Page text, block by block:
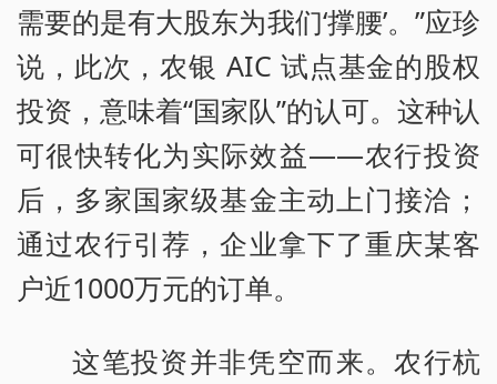
需要的是有大股东为我们‘撑腰’。”应珍
说，此次，农银 AIC 试点基金的股权
投资，意味着“国家队”的认可。这种认
可很快转化为实际效益——农行投资
后，多家国家级基金主动上门接洽；
通过农行引荐，企业拿下了重庆某客
户近1000万元的订单。
这笔投资并非凭空而来。农行杭